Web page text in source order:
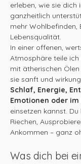
erleben, wie sie dich
ganzheitlich
mehr Wohlbefinden,
Lebensqualität.
In einer offenen,
Atmosphäre teile ich
mit ätherischen
sie sanft und
Schlaf, Energie,
Emotionen oder
einsetzen kannst.
Riechen,
Ankommen – ganz
Was dich bei